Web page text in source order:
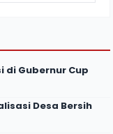
di Gubernur Cup
Desa Bersih